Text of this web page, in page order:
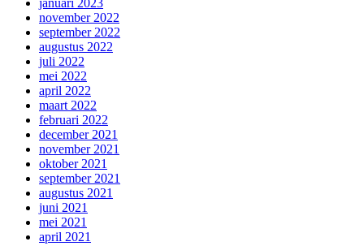
januari 2023
november 2022
september 2022
augustus 2022
juli 2022
mei 2022
april 2022
maart 2022
februari 2022
december 2021
november 2021
oktober 2021
september 2021
augustus 2021
juni 2021
mei 2021
april 2021